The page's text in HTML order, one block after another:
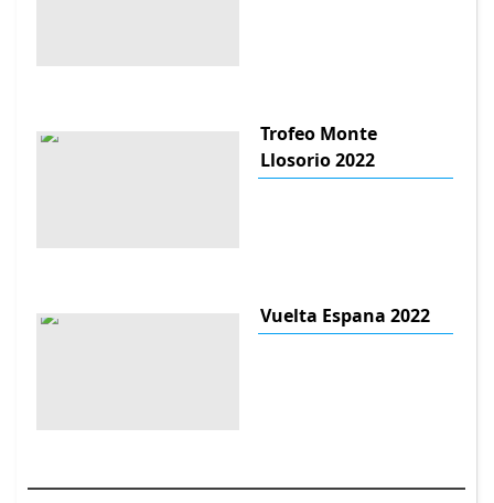
Trofeo Monte
Llosorio 2022
Vuelta Espana 2022